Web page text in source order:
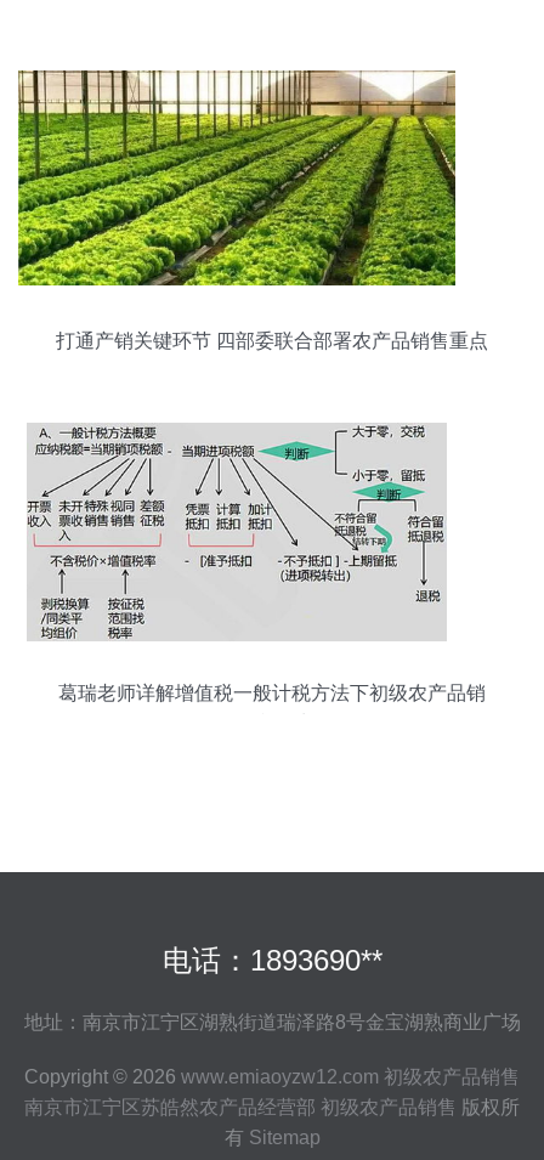
打通产销关键环节 四部委联合部署农产品销售重点
葛瑞老师详解增值税一般计税方法下初级农产品销
电话：1893690**
地址：南京市江宁区湖熟街道瑞泽路8号金宝湖熟商业广场
Copyright © 2026 www.emiaoyzw12.com 初级农产品销售
南京市江宁区苏皓然农产品经营部 初级农产品销售 版权所
有 Sitemap